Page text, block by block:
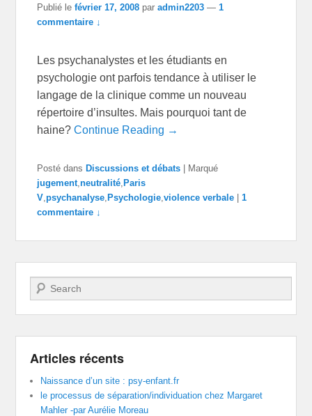
Publié lefévrier 17, 2008 paradmin2203 —1
commentaire ↓
Les psychanalystes et les étudiants en
psychologie ont parfois tendance à utiliser le
langage de la clinique comme un nouveau
répertoire d’insultes. Mais pourquoi tant de
haine?Continue Reading →
Posté dans Discussions et débats
Marqué
jugement ,neutralité Paris
V ,psychanalyse Psychologie ,violence verbale |1
commentaire ↓
Recherche
Articles récents
Naissance d’un site : psy-enfant.fr
le processus de séparation/individuation chez Margaret
Mahler -par Aurélie Moreau